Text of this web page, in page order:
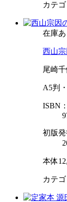
カテゴ
在庫あ
西山
尾崎
A5判
ISBN：
初版発
本体
カテゴ